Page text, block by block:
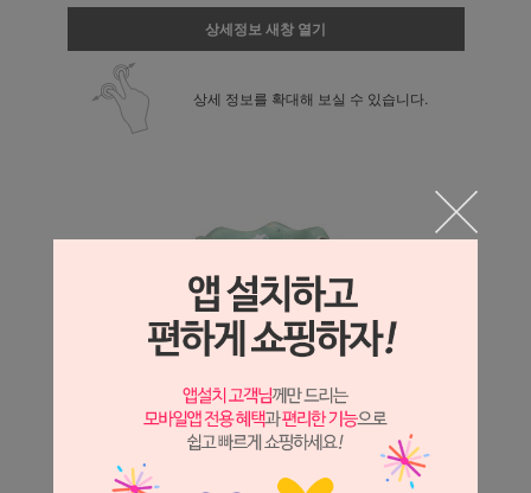
상세정보 새창 열기
상세 정보를 확대해 보실 수 있습니다.